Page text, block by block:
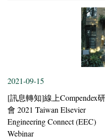
2021-09-15
[訊息轉知]線上Compendex
會 2021 Taiwan Elsevier
Engineering Connect (EEC)
Webinar